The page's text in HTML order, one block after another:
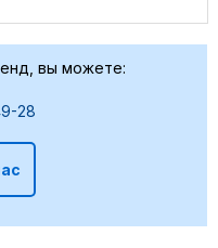
вы можете:
28